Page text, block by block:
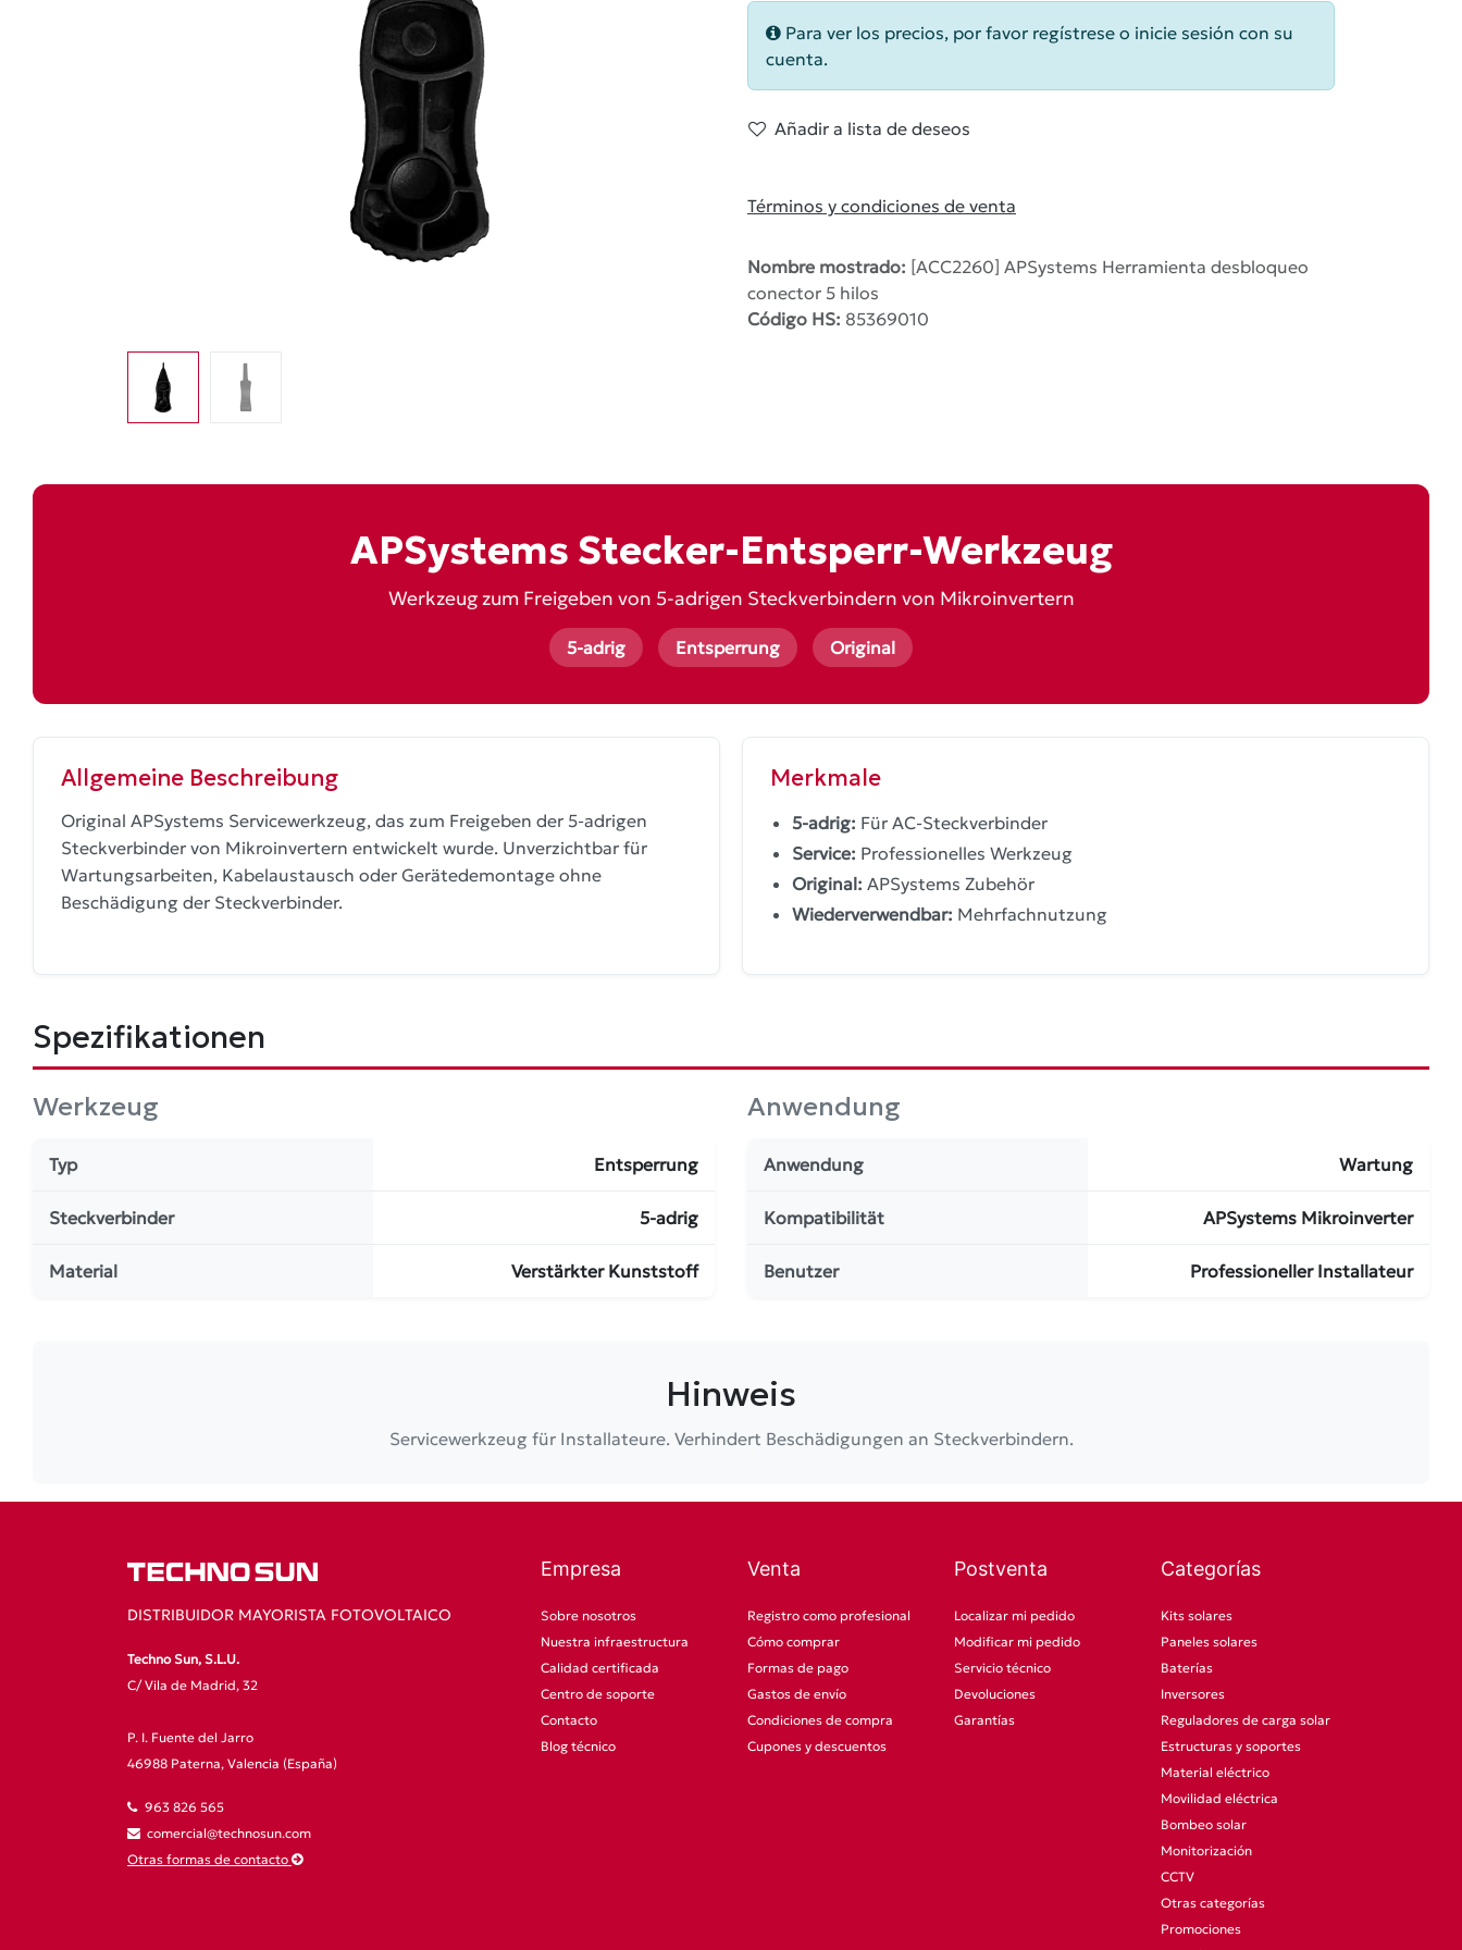
Para ver los precios, por favor regístrese o inicie sesión con su
cuenta.
Añadir a lista de deseos
Términos y condiciones de venta
Nombre mostrado: [ACC2260] APSystems Herramienta desbloqueo
conector 5 hilos
Código HS: 85369010
APSystems Stecker-Entsperr-Werkzeug
Werkzeug zum Freigeben von 5-adrigen Steckverbindern von Mikroinvertern
5-adrig Entsperrung Original
Allgemeine Beschreibung
Original APSystems Servicewerkzeug, das zum Freigeben der 5-adrigen
Steckverbinder von Mikroinvertern entwickelt wurde. Unverzichtbar für
Wartungsarbeiten, Kabelaustausch oder Gerätedemontage ohne
Beschädigung der Steckverbinder.
Merkmale
5-adrig: Für AC-Steckverbinder
Service: Professionelles Werkzeug
Original: APSystems Zubehör
Wiederverwendbar: Mehrfachnutzung
Spezifikationen
Werkzeug
Typ Entsperrung
Steckverbinder 5-adrig
Material Verstärkter Kunststoff
Anwendung
Anwendung Wartung
Kompatibilität APSystems Mikroinverter
Benutzer Professioneller Installateur
Hinweis
Servicewerkzeug für Installateure. Verhindert Beschädigungen an Steckverbindern.
DISTRIBUIDOR MAYORISTA FOTOVOLTAICO
Techno Sun, S.L.U.
C/ Vila de Madrid, 32
P. I. Fuente del Jarro
46988 Paterna, Valencia (España)
963 826 565
comercial@technosun.com
Otras formas de contacto
Empresa
Sobre nosotros
Nuestra infraestructura
Calidad certificada
Centro de soporte
Contacto
Blog técnico
Venta
Registro como profesional
Cómo comprar
Formas de pago
Gastos de envío
Condiciones de compra
Cupones y descuentos
Postventa
Localizar mi pedido
Modificar mi pedido
Servicio técnico
Devoluciones
Garantías
Categorías
Kits solares
Paneles solares
Baterías
Inversores
Reguladores de carga solar
Estructuras y soportes
Material eléctrico
Movilidad eléctrica
Bombeo solar
Monitorización
CCTV
Otras categorías
Promociones